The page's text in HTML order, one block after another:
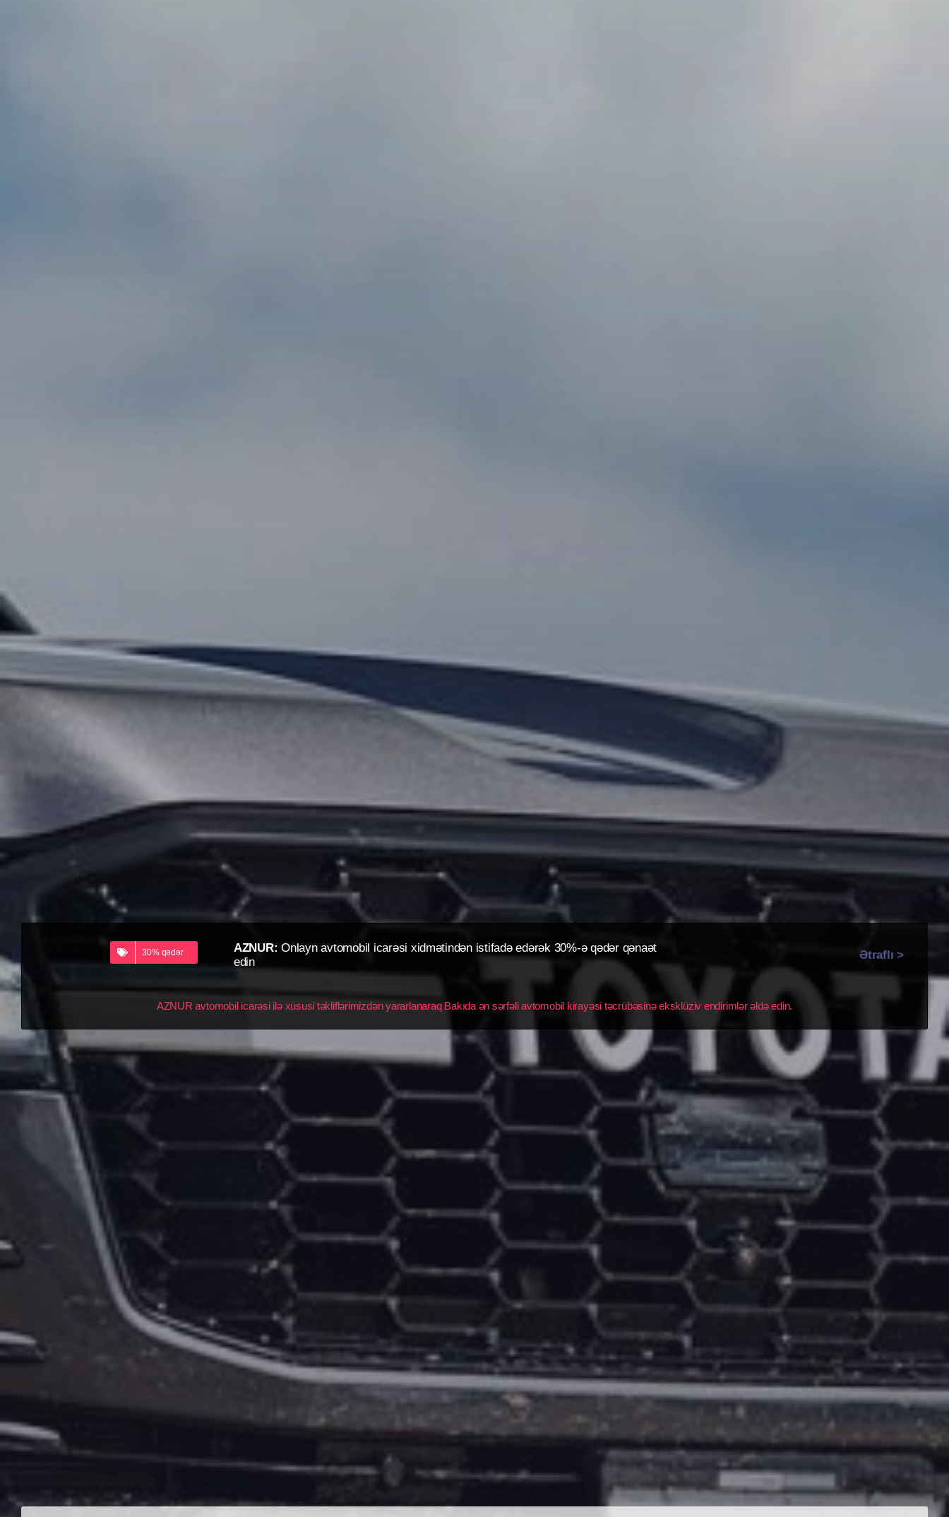
30% qədər AZNUR: Onlayn avtomobil icarəsi xidmətindən istifadə edərək 30%-ə qədər qənaət
edin
Ətraflı >
AZNUR avtomobil icarəsi ilə xüsusi təkliflərimizdən yararlanaraq Bakıda ən sərfəli avtomobil kirayəsi təcrübəsinə eksklüziv endirimlər əldə edin.